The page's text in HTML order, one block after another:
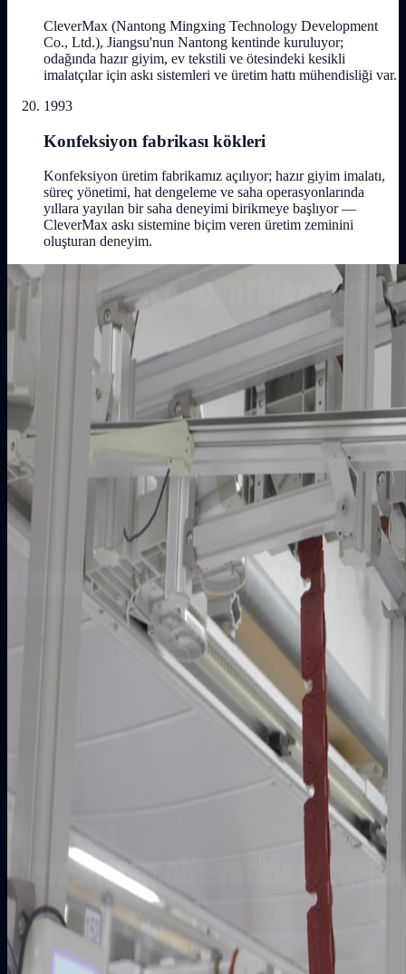
CleverMax (Nantong Mingxing Technology Development
Co., Ltd.), Jiangsu'nun Nantong kentinde kuruluyor;
odağında hazır giyim, ev tekstili ve ötesindeki kesikli
imalatçılar için askı sistemleri ve üretim hattı mühendisliği var.
1993
Konfeksiyon fabrikası kökleri
Konfeksiyon üretim fabrikamız açılıyor; hazır giyim imalatı,
süreç yönetimi, hat dengeleme ve saha operasyonlarında
yıllara yayılan bir saha deneyimi birikmeye başlıyor —
CleverMax askı sistemine biçim veren üretim zeminini
oluşturan deneyim.